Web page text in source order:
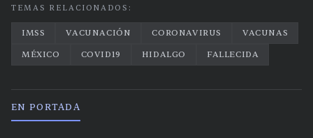
TEMAS RELACIONADOS:
IMSS VACUNACIÓN CORONAVIRUS
VACUNAS
MÉXICO
COVID19 HIDALGO FALLECIDA
EN PORTADA